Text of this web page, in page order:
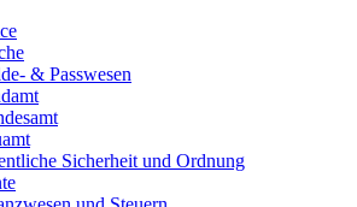
& Passwesen
Sicherheit und Ordnung